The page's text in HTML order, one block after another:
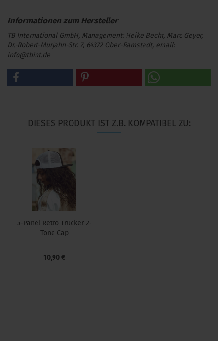
TB International GmbH, Management: Heike Becht, Marc Geyer,
Dr.-Robert-Murjahn-Str. 7, 64372 Ober-Ramstadt, email:
info@tbint.de
DIESES PRODUKT IST Z.B. KOMPATIBEL ZU:
5-​Panel Retro Tru­cker 2-​
Tone Cap
10,90 €